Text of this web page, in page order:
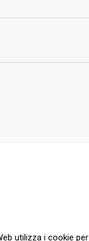
utilizza i cookie